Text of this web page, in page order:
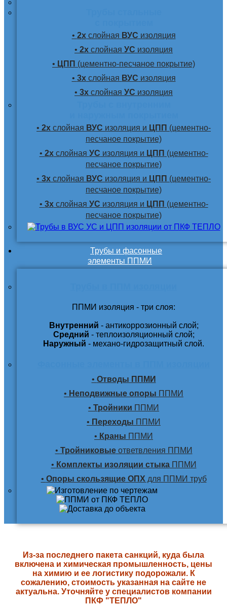
• 2хслойная ВУС изоляция
• 2х слойная УС изоляция
• ЦПП (цементно-песчаное покрытие)
• 3хслойная ВУС изоляция
• 3х слойная УС изоляция
• 2х слойная ВУС изоляция и ЦПП (цементно-
песчаное покрытие)
• 2хслойная УС изоляция и ЦПП (цементно-
песчаное покрытие)
• 3х слойная ВУС изоляция и ЦПП (цементно-
песчаное покрытие)
• 3хслойная УС изоляция и ЦПП (цементно-
песчаное покрытие)
Трубы и фасонные
элементы ППМИ
ППМИ изоляция - три слоя:
Внутренний - антикоррозионный слой;
Средний - теплоизоляционный слой;
Наружный - механо-гидрозащитный слой.
• Отводы ППМИ
• Неподвижные опоры ППМИ
• Тройники ППМИ
• Переходы ППМИ
• Краны ППМИ
• Тройниковыеответвления ППМИ
• Комплекты изоляции стыкаППМИ
• Опоры скользящие ОПХ для ППМИ труб
Из-за последнего пакета санкций, куда была
включена и химическая промышленность, цены
на химию и ее логистику подорожали. К
сожалению, стоимость указанная на сайте не
актуальна. Уточняйте у специалистов компании
ПКФ "ТЕПЛО"